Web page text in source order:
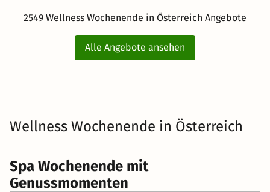
2549 Wellness Wochenende in Österreich Angebote
Alle Angebote ansehen
Wellness Wochenende in Österreich
Spa Wochenende mit
Genussmomenten